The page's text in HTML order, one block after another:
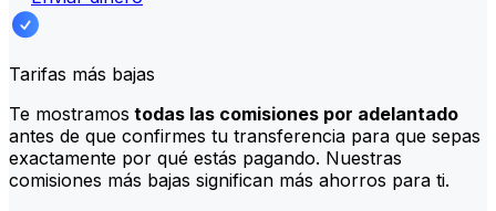
Tarifas más bajas
Te mostramos todas las comisiones por adelantado
antes de que confirmes tu transferencia para que sepas
exactamente por qué estás pagando. Nuestras
comisiones más bajas significan más ahorros para ti.